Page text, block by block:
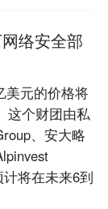
络安全部
美元的价格将
这个财团由私
、安大略
将在未来6到